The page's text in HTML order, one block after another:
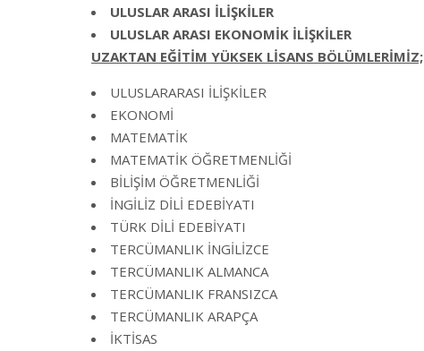
ULUSLAR ARASI İLİŞKİLER
ULUSLAR ARASI EKONOMİK İLİŞKİLER
UZAKTAN EĞİTİM YÜKSEK LİSANS BÖLÜMLERİMİZ;
ULUSLARARASI İLİŞKİLER
EKONOMİ
MATEMATİK
MATEMATİK ÖĞRETMENLİĞİ
BİLİŞİM ÖĞRETMENLİĞİ
İNGİLİZ DİLİ EDEBİYATI
TÜRK DİLİ EDEBİYATI
TERCÜMANLIK İNGİLİZCE
TERCÜMANLIK ALMANCA
TERCÜMANLIK FRANSIZCA
TERCÜMANLIK ARAPÇA
İKTİSAS